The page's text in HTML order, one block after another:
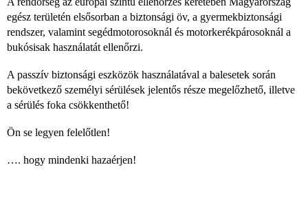
egész területén elsősorban a biztonsági öv, a gyermekbiztonsági
rendszer, valamint segédmotorosoknál és motorkerékpárosoknál a
bukósisak használatát ellenőrzi.
A passzív biztonsági eszközök használatával a balesetek során
bekövetkező személyi sérülések jelentős része megelőzhető, illetve
a sérülés foka csökkenthető!
Ön se legyen felelőtlen!
…. hogy mindenki hazaérjen!